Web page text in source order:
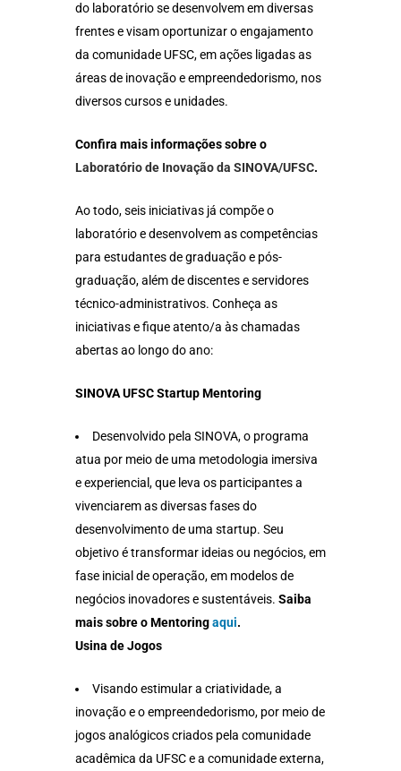
do laboratório se desenvolvem em diversas
frentes e visam oportunizar o engajamento
da comunidade UFSC, em ações ligadas as
áreas de inovação e empreendedorismo, nos
diversos cursos e unidades.
Confira mais informações sobre o
Laboratório de Inovação da SINOVA/UFSC.
Ao todo, seis iniciativas já compõe o
laboratório e desenvolvem as competências
para estudantes de graduação e pós-
graduação, além de discentes e servidores
técnico-administrativos. Conheça as
iniciativas e fique atento/a às chamadas
abertas ao longo do ano:
SINOVA UFSC Startup Mentoring
Desenvolvido pela SINOVA, o programa
atua por meio de uma metodologia imersiva
e experiencial, que leva os participantes a
vivenciarem as diversas fases do
desenvolvimento de uma startup. Seu
objetivo é transformar ideias ou negócios, em
fase inicial de operação, em modelos de
negócios inovadores e sustentáveis. Saiba
mais sobre o Mentoringaqui.
Usina de Jogos
Visando estimular a criatividade, a
inovação e o empreendedorismo, por meio de
jogos analógicos criados pela comunidade
acadêmica da UFSC e a comunidade externa,